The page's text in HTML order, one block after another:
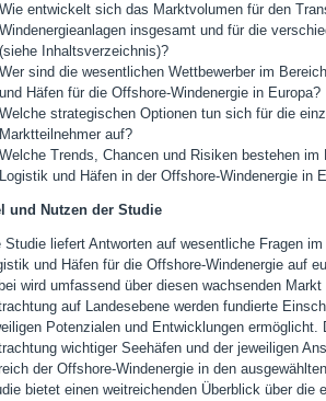
Wie entwickelt sich das Marktvolumen für den
Windenergieanlagen insgesamt und für die
(siehe Inhaltsverzeichnis)?
Wer sind die wesentlichen Wettbewerber im
und Häfen für die Offshore-Windenergie in Europa?
Welche strategischen Optionen tun sich für die
Marktteilnehmer auf?
Welche Trends, Chancen und Risiken bestehen im
Logistik und Häfen in der Offshore-Windenergie in
und Nutzen der Studie
Studie liefert Antworten auf wesentliche Fragen
und Häfen für die Offshore-Windenergie auf
wird umfassend über diesen wachsenden
auf Landesebene werden fundierte
Potenzialen und Entwicklungen ermöglicht.
wichtiger Seehäfen und der jeweiligen
der Offshore-Windenergie in den
bietet einen weitreichenden Überblick über die